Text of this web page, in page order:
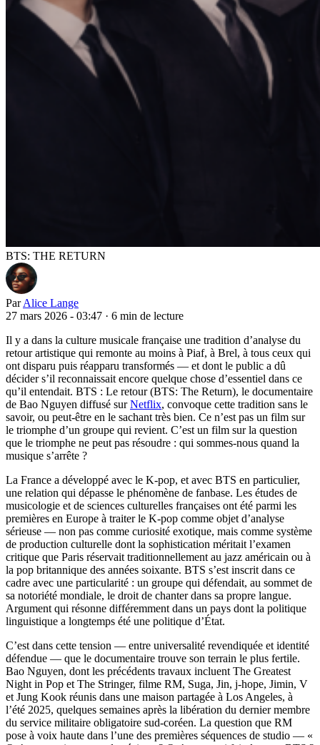
BTS: THE RETURN
Par Alice Lange
27 mars 2026 - 03:47 · 6 min de lecture
Il y a dans la culture musicale française une tradition d’analyse du
retour artistique qui remonte au moins à Piaf, à Brel, à tous ceux qui
ont disparu puis réapparu transformés — et dont le public a dû
décider s’il reconnaissait encore quelque chose d’essentiel dans ce
qu’il entendait. BTS : Le retour (BTS: The Return), le documentaire
de Bao Nguyen diffusé surNetflix, convoque cette tradition sans le
savoir, ou peut-être en le sachant très bien. Ce n’est pas un film sur
le triomphe d’un groupe qui revient. C’est un film sur la question
que le triomphe ne peut pas résoudre : qui sommes-nous quand la
musique s’arrête ?
La France a développé avec le K-pop, et avec BTS en particulier,
une relation qui dépasse le phénomène de fanbase. Les études de
musicologie et de sciences culturelles françaises ont été parmi les
premières en Europe à traiter le K-pop comme objet d’analyse
sérieuse — non pas comme curiosité exotique, mais comme système
de production culturelle dont la sophistication méritait l’examen
critique que Paris réservait traditionnellement au jazz américain ou à
la pop britannique des années soixante. BTS s’est inscrit dans ce
cadre avec une particularité : un groupe qui défendait, au sommet de
sa notoriété mondiale, le droit de chanter dans sa propre langue.
Argument qui résonne différemment dans un pays dont la politique
linguistique a longtemps été une politique d’État.
C’est dans cette tension — entre universalité revendiquée et identité
défendue — que le documentaire trouve son terrain le plus fertile.
Bao Nguyen, dont les précédents travaux incluent The Greatest
Night in Pop et The Stringer, filme RM, Suga, Jin, j-hope, Jimin, V
et Jung Kook réunis dans une maison partagée à Los Angeles, à
l’été 2025, quelques semaines après la libération du dernier membre
du service militaire obligatoire sud-coréen. La question que RM
pose à voix haute dans l’une des premières séquences de studio — «